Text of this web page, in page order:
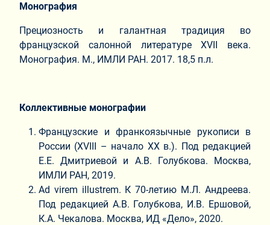
Монография
Прециозность и галантная традиция во
французской салонной литературе XVII века.
Монография. М., ИМЛИ РАН. 2017. 18,5 п.л.
Коллективные монографии
Французские и франкоязычные рукописи в
России (XVIII – начало XX в.). Под редакцией
Е.Е. Дмитриевой и А.В. Голубкова. Москва,
ИМЛИ РАН, 2019.
Ad virem illustrem. К 70-летию М.Л. Андреева.
Под редакцией А.В. Голубкова, И.В. Ершовой,
К.А. Чекалова. Москва, ИД «Дело», 2020.